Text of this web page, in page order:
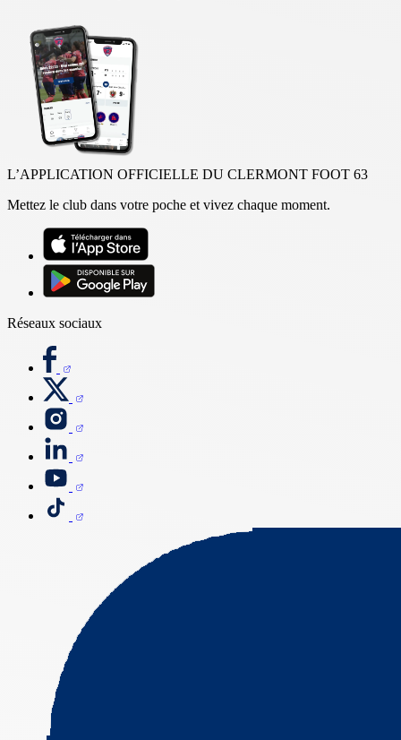
L’APPLICATION OFFICIELLE DU CLERMONT FOOT 63
Mettez le club dans votre poche et vivez chaque moment.
Réseaux sociaux